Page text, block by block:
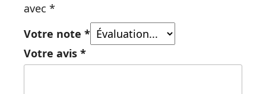
avec *
Votre note *
Votre avis *